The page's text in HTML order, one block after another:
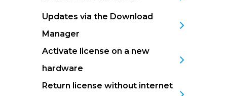
Updates via the Download
Manager
Activate license on a new
hardware
Return license without internet